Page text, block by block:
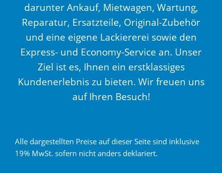
darunter Ankauf, Mietwagen, Wartung,
Reparatur, Ersatzteile, Original-Zubehör
und eine eigene Lackiererei sowie den
Express- und Economy-Service an. Unser
Ziel ist es, Ihnen ein erstklassiges
Kundenerlebnis zu bieten. Wir freuen uns
auf Ihren Besuch!
Alle dargestellten Preise auf dieser Seite sind inklusive
19% MwSt. sofern nicht anders deklariert.